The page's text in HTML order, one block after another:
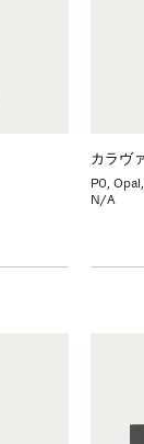
カラヴ
P0,
N/A